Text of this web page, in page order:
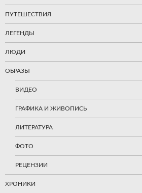
ПУТЕШЕСТВИЯ
ЛЕГЕНДЫ
ЛЮДИ
ОБРАЗЫ
ВИДЕО
ГРАФИКА И ЖИВОПИСЬ
ЛИТЕРАТУРА
ФОТО
РЕЦЕНЗИИ
ХРОНИКИ